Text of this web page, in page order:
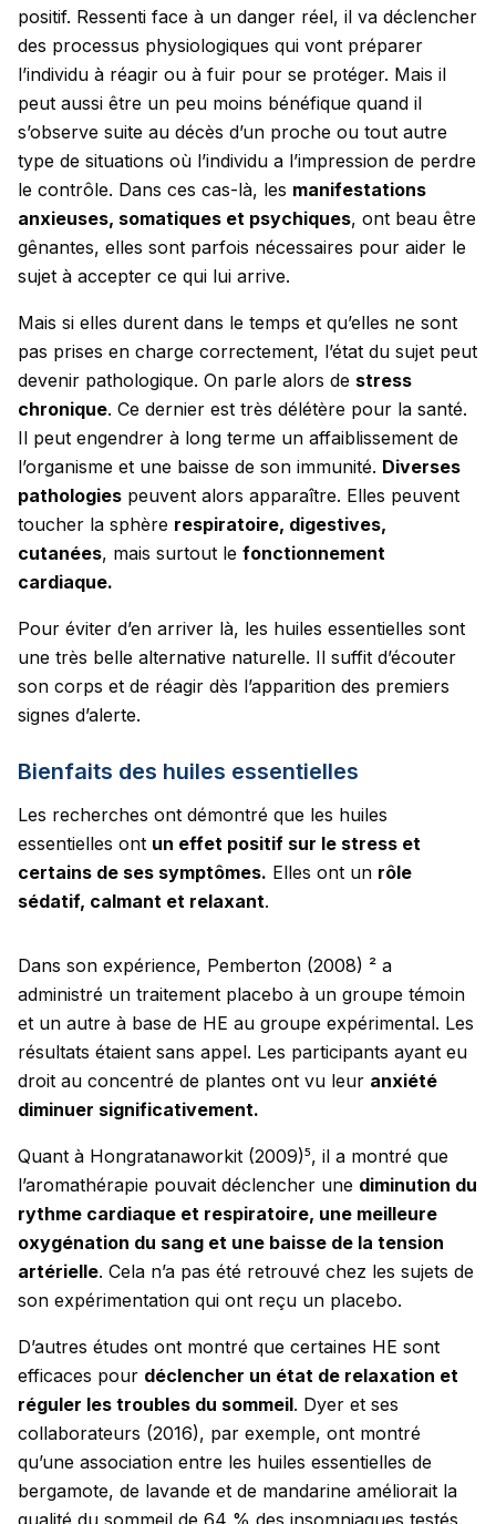
positif. Ressenti face à un danger réel, il va déclencher
des processus physiologiques qui vont préparer
l’individu à réagir ou à fuir pour se protéger. Mais il
peut aussi être un peu moins bénéfique quand il
s’observe suite au décès d’un proche ou tout autre
type de situations où l’individu a l’impression de perdre
le contrôle. Dans ces cas-là, les manifestations
anxieuses, somatiques et psychiques, ont beau être
gênantes, elles sont parfois nécessaires pour aider le
sujet à accepter ce qui lui arrive.
Mais si elles durent dans le temps et qu’elles ne sont
pas prises en charge correctement, l’état du sujet peut
devenir pathologique. On parle alors de stress
chronique. Ce dernier est très délétère pour la santé.
Il peut engendrer à long terme un affaiblissement de
l’organisme et une baisse de son immunité. Diverses
pathologies peuvent alors apparaître. Elles peuvent
toucher la sphère respiratoire, digestives,
cutanées, mais surtout le fonctionnement
cardiaque.
Pour éviter d’en arriver là, les huiles essentielles sont
une très belle alternative naturelle. Il suffit d’écouter
son corps et de réagir dès l’apparition des premiers
signes d’alerte.
Bienfaits des huiles essentielles
Les recherches ont démontré que les huiles
essentielles ont un effet positif sur le stress et
certains de ses symptômes. Elles ont un rôle
sédatif, calmant et relaxant.
Dans son expérience, Pemberton (2008) ² a
administré un traitement placebo à un groupe témoin
et un autre à base de HE au groupe expérimental. Les
résultats étaient sans appel. Les participants ayant eu
droit au concentré de plantes ont vu leur anxiété
diminuer significativement.
Quant à Hongratanaworkit (2009)⁵, il a montré que
l’aromathérapie pouvait déclencher une diminution du
rythme cardiaque et respiratoire, une meilleure
oxygénation du sang et une baisse de la tension
artérielle. Cela n’a pas été retrouvé chez les sujets de
son expérimentation qui ont reçu un placebo.
D’autres études ont montré que certaines HE sont
efficaces pour déclencher un état de relaxation et
réguler les troubles du sommeil. Dyer et ses
collaborateurs (2016), par exemple, ont montré
qu’une association entre les huiles essentielles de
bergamote, de lavande et de mandarine améliorait la
qualité du sommeil de 64 % des insomniaques testés.